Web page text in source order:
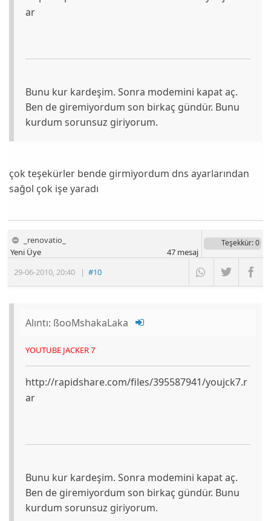
ar
Bunu kur kardeşim. Sonra modemini kapat aç.
Ben de giremiyordum son birkaç gündür. Bunu
kurdum sorunsuz giriyorum.
çok teşekürler bende girmiyordum dns ayarlarından
sağol çok işe yaradı
_renovatio_
29-06-2010,20:40 |#10
Yeni Üye
Teşekkür: 0
47mesaj
Alıntı: ßooMshakaLaka
YOUTUBE JACKER 7
http://rapidshare.com/files/395587941/youjck7.r
ar
Bunu kur kardeşim. Sonra modemini kapat aç.
Ben de giremiyordum son birkaç gündür. Bunu
kurdum sorunsuz giriyorum.